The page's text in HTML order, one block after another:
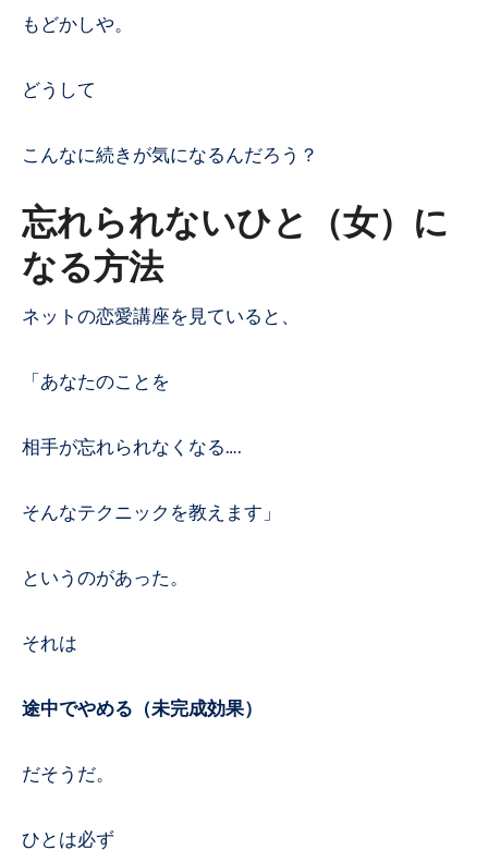
もどかしや。
どうして
こんなに続きが気になるんだろう？
忘れられないひと（女）に
なる方法
ネットの恋愛講座を見ていると、
「あなたのことを
相手が忘れられなくなる….
そんなテクニックを教えます」
というのがあった。
それは
途中でやめる（未完成効果）
だそうだ。
ひとは必ず